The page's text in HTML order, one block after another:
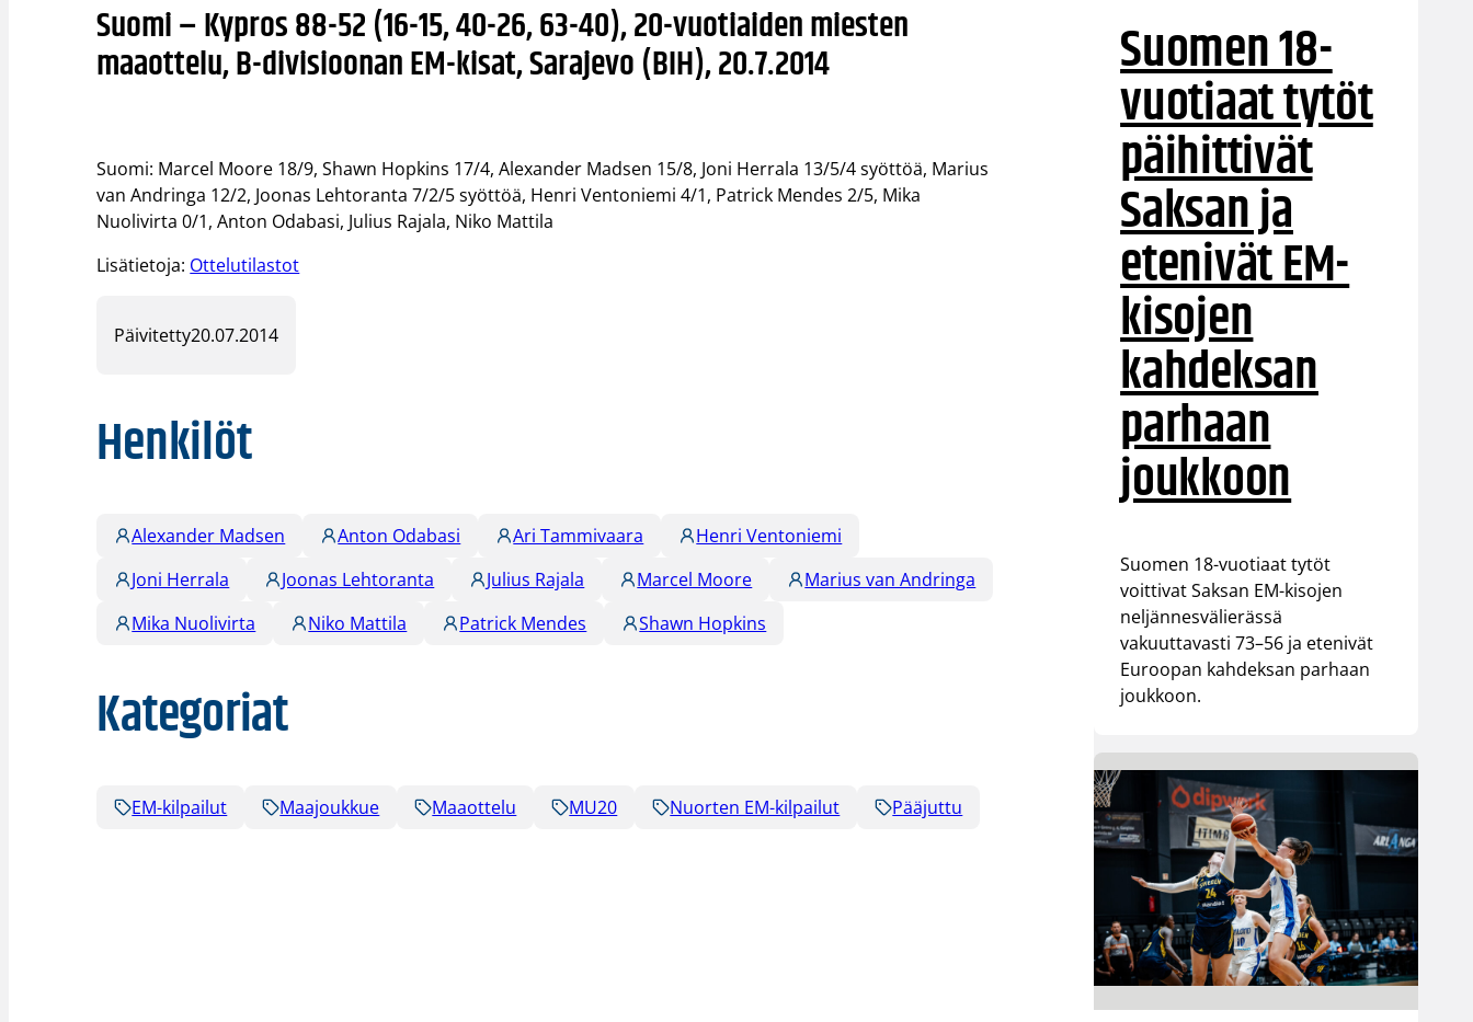
Suomi – Kypros 88-52 (16-15, 40-26, 63-40), 20-vuotiaiden miesten
maaottelu, B-divisioonan EM-kisat, Sarajevo (BIH), 20.7.2014
Suomi: Marcel Moore 18/9, Shawn Hopkins 17/4, Alexander Madsen 15/8, Joni Herrala 13/5/4 syöttöä, Marius
van Andringa 12/2, Joonas Lehtoranta 7/2/5 syöttöä, Henri Ventoniemi 4/1, Patrick Mendes 2/5, Mika
Nuolivirta 0/1, Anton Odabasi, Julius Rajala, Niko Mattila
Lisätietoja: Ottelutilastot
Päivitetty20.07.2014
Henkilöt
Alexander Madsen Anton Odabasi Ari Tammivaara
Henri Ventoniemi
Joni Herrala
Joonas Lehtoranta Julius Rajala Marcel Moore
Marius van Andringa
Mika Nuolivirta
Niko Mattila Patrick Mendes Shawn Hopkins
Kategoriat
EM-kilpailut Maajoukkue Maaottelu MU20 Nuorten EM-kilpailut Pääjuttu
Suomen 18-
vuotiaat tytöt
päihittivät
Saksan ja
etenivät EM-
kisojen
kahdeksan
parhaan
joukkoon
Suomen 18-vuotiaat tytöt
voittivat Saksan EM-kisojen
neljännesvälierässä
vakuuttavasti 73–56 ja etenivät
Euroopan kahdeksan parhaan
joukkoon.